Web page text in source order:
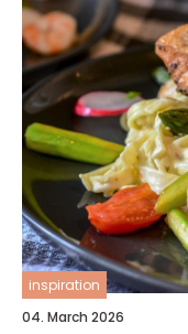
inspiration
04. March 2026